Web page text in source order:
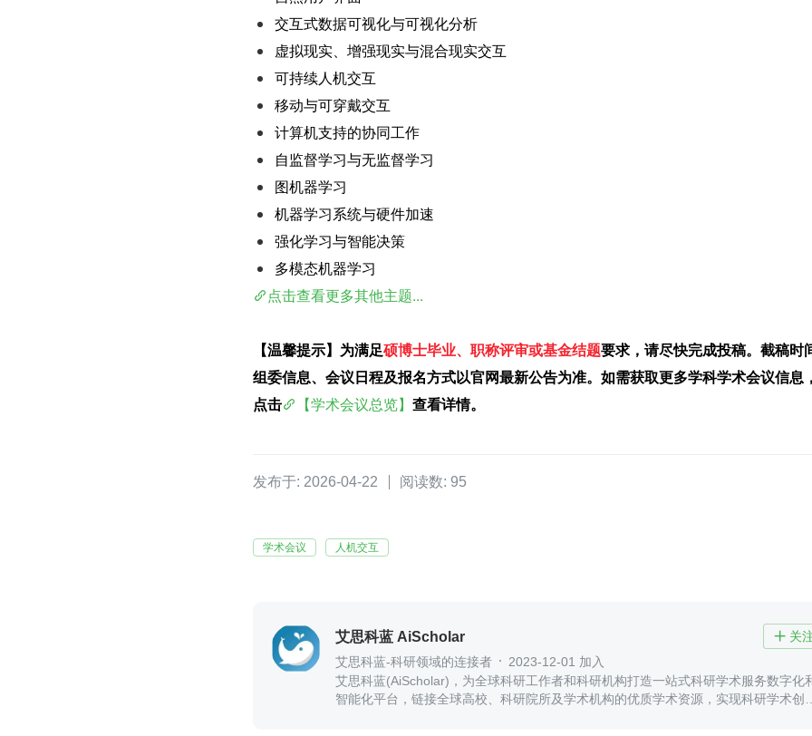
交互式数据可视化与可视化分析
虚拟现实、增强现实与混合现实交互
可持续人机交互
移动与可穿戴交互
计算机支持的协同工作
自监督学习与无监督学习
图机器学习
机器学习系统与硬件加速
强化学习与智能决策
多模态机器学习
点击查看更多其他主题...
【温馨提示】为满足硕博士毕业、职称评审或基金结题要求，请尽快完成投稿。截稿时
组委信息、会议日程及报名方式以官网最新公告为准。如需获取更多学科学术会议信息
点击
【学术会议总览】 查看详情。
发布于: 2026-04-22 阅读数: 95
学术会议 人机交互
艾思科蓝 AiScholar  关
艾思科蓝-科研领域的连接者
2023-12-01 加入
艾思科蓝(AiScholar)，为全球科研工作者和科研机构打造一站式科研学术服务数字化
智能化平台，链接全球高校、科研院所及学术机构的优质学术资源，实现科研学术创